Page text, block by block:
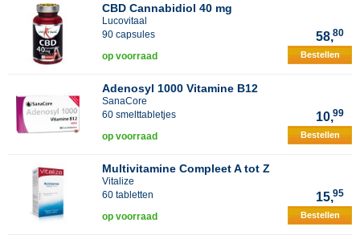
CBD Cannabidiol 40 mg
Lucovitaal
90 capsules
58,80
op voorraad Bestellen
Adenosyl 1000 Vitamine B12
SanaCore
60 smelttabletjes
10,99
op voorraad Bestellen
Multivitamine Compleet A tot Z
Vitalize
60 tabletten
15,95
op voorraad Bestellen